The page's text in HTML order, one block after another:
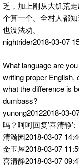
乏，加上刚从大饥荒
个算一个。全村人都
也没法劝。
nightrider2018-03-07
What language are
writing proper English,
what the difference is
dumbass?
yunong20122018-03-
吗？呵呵回复’喜清静’:
清漪园2018-03-07
金玉屋2018-03-07
喜清静2018-03-07